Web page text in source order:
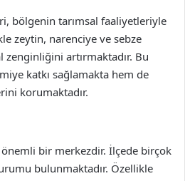
bölgenin tarımsal faaliyetleriyle
zeytin, narenciye ve sebze
zenginliğini artırmaktadır. Bu
katkı sağlamakta hem de
korumaktadır.
bir merkezdir. İlçede birçok
bulunmaktadır. Özellikle